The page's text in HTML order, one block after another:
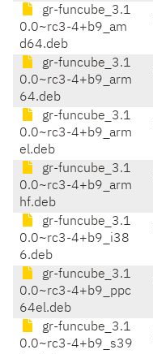
gr-funcube_3.1
0.0~rc3-4+b9_am
d64.deb
gr-funcube_3.1
0.0~rc3-4+b9_arm
64.deb
gr-funcube_3.1
0.0~rc3-4+b9_arm
el.deb
gr-funcube_3.1
0.0~rc3-4+b9_arm
hf.deb
gr-funcube_3.1
0.0~rc3-4+b9_i38
6.deb
gr-funcube_3.1
0.0~rc3-4+b9_ppc
64el.deb
gr-funcube_3.1
0.0~rc3-4+b9_s39